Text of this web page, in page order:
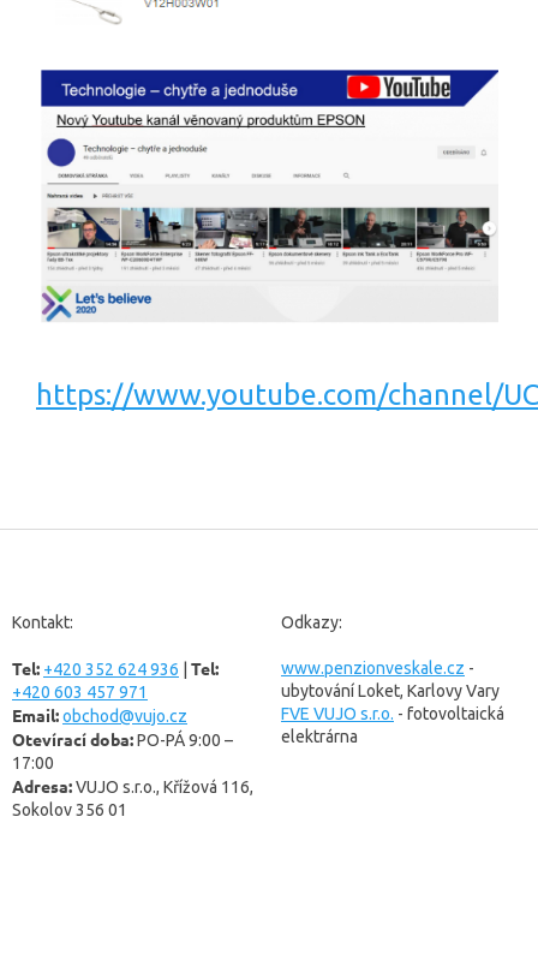
https://www.youtube.com/channel/
Kontakt:
Tel: +420 352 624 936 | Tel:
+420 603 457 971
Email:obchod@vujo.cz
Otevírací doba:PO-PÁ 9:00 –
17:00
Adresa:VUJO s.r.o., Křížová 116,
Sokolov 356 01
Odkazy:
www.penzionveskale.cz -
ubytování Loket, Karlovy Vary
FVE VUJO s.r.o. - fotovoltaická
elektrárna